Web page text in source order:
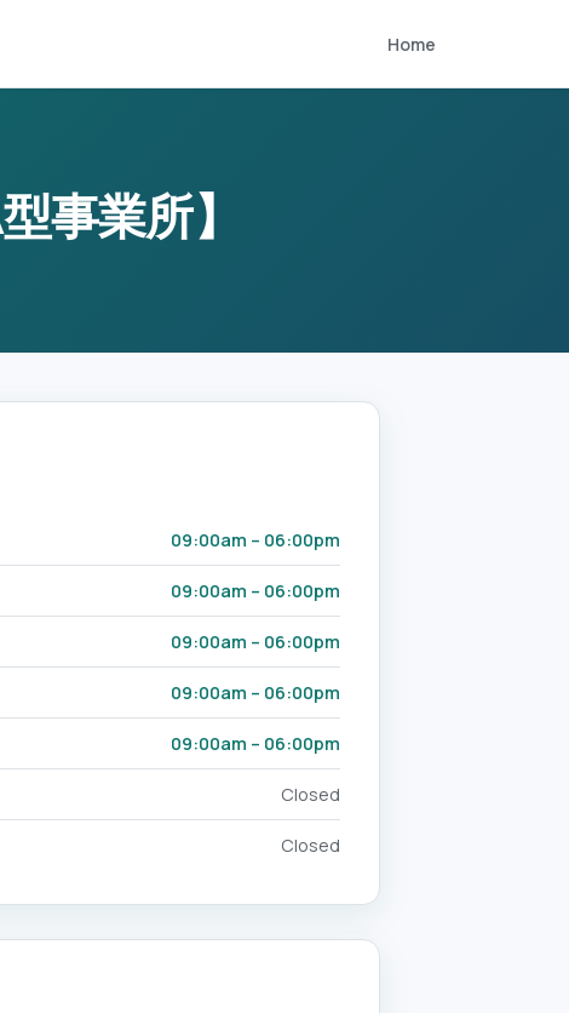
Home
事業所】
09:00am – 06:00pm
09:00am – 06:00pm
09:00am – 06:00pm
09:00am – 06:00pm
09:00am – 06:00pm
Closed
Closed